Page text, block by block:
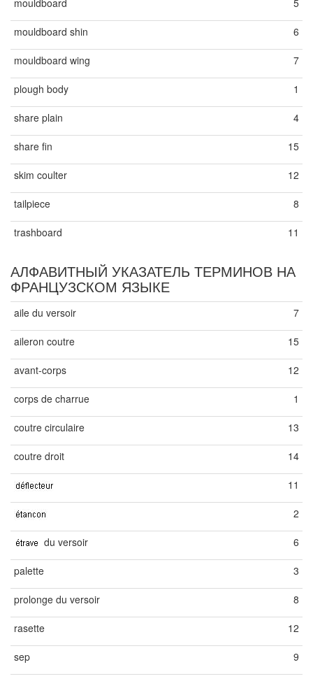
mouldboard 5
mouldboard shin 6
mouldboard wing 7
plough body 1
share plain 4
share fin 15
skim coulter 12
tailpiece 8
trashboard 11
АЛФАВИТНЫЙ УКАЗАТЕЛЬ ТЕРМИНОВ НА
ФРАНЦУЗСКОМ ЯЗЫКЕ
aile du versoir 7
aileron coutre 15
avant-corps 12
corps de charrue 1
coutre circulaire 13
coutre droit 14
11
2
du versoir 6
palette 3
prolonge du versoir 8
rasette 12
sep 9